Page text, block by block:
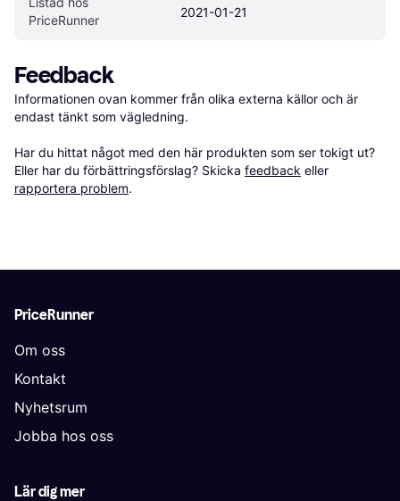
PriceRunner
2021-01-21
Feedback
Informationen ovan kommer från olika externa källor och är
endast tänkt som vägledning.
Har du hittat något med den här produkten som ser tokigt ut?
Eller har du förbättringsförslag? Skicka feedback eller
rapportera problem.
PriceRunner
Om oss
Kontakt
Nyhetsrum
Jobba hos oss
Lär dig mer